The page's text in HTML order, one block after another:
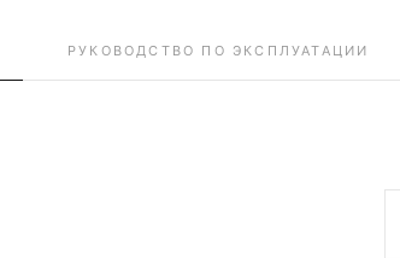
РУКОВОДСТВО ПО ЭКСПЛУАТАЦИИ